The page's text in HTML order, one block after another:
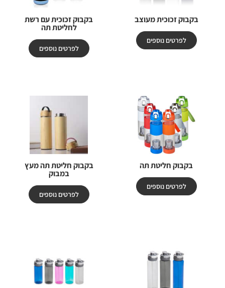
בקבוק זכוכית מעוצב
לפרטים נוספים
בקבוק זכוכית עם רשת
לחליטת תה
לפרטים נוספים
בקבוק חליטת תה
לפרטים נוספים
בקבוק חליטת תה מעץ
במבוק
לפרטים נוספים